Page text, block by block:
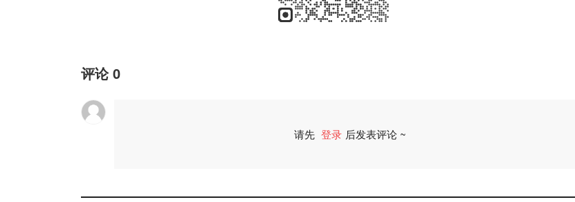
评论0
请先 登录 后发表评论 ~